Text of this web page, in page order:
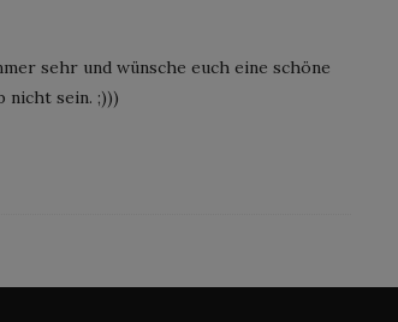
sehr und wünsche euch eine schöne
nicht sein. ;)))